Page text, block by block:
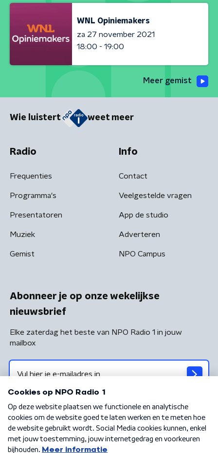
WNL Opiniemakers
za 27 november 2021
18:00 - 19:00
Meer gemist
Wie luistert weet meer
Radio
Frequenties
Programma's
Presentatoren
Muziek
Gemist
Info
Contact
Veelgestelde vragen
App de studio
Adverteren
NPO Campus
Abonneer je op onze wekelijkse
nieuwsbrief
Elke zaterdag het beste van NPO Radio 1 in jouw
mailbox
Algemene voorwaarden